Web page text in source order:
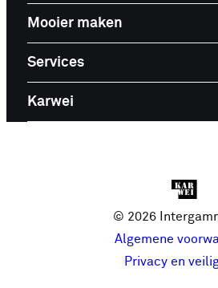
Mooier maken
Services
Karwei
© 2026
Algemene
Privacy en